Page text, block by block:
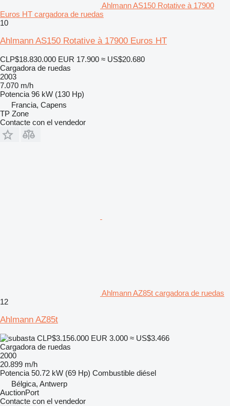
Ahlmann AS150 Rotative à 17900
Euros HT cargadora de ruedas
10
Ahlmann AS150 Rotative à 17900 Euros HT
CLP$18.830.000 EUR 17.900 ≈ US$20.680
Cargadora de ruedas
2003
7.070 m/h
Potencia 96 kW (130 Hp)
Francia, Capens
TP Zone
Contacte con el vendedor
Ahlmann AZ85t cargadora de ruedas
12
Ahlmann AZ85t
CLP$3.156.000 EUR 3.000 ≈ US$3.466
Cargadora de ruedas
2000
20.899 m/h
Potencia 50.72 kW (69 Hp) Combustible diésel
Bélgica, Antwerp
AuctionPort
Contacte con el vendedor